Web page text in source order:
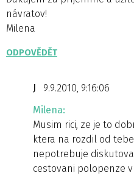
návratov!
Milena
ODPOVĚDĚT
J
9.9.2010, 9:16:06
Milena:
Musim rici, ze je to
ktera na rozdil od
nepotrebuje
cestovani polopenze